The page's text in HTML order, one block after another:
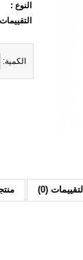
النوع :
الكمية:
(0)